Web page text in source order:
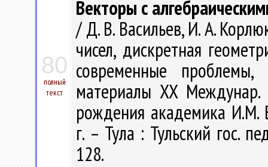
80
полный
текст
Векторы с
/ Д. В. Васильев, И. А.
чисел, дискретная
современные
материалы XX
рождения академика И.М.
г. – Тула : Тульский гос.
128.